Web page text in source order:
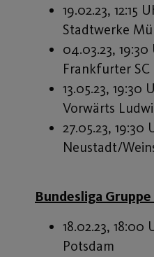
19.02.23, 12:15
Stadtwerke
04.03.23,
Frankfurter SC
13.05.23, 19:30
Vorwärts
27.05.23, 19:30
Neustadt/
Bundesliga Gruppe
18.02.23, 18:00
Potsdam